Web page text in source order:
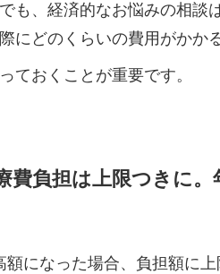
も、経済的なお悩みの相
にどのくらいの費用がかか
ておくことが重要です。
費負担は上限つきに。
になった場合、負担額に